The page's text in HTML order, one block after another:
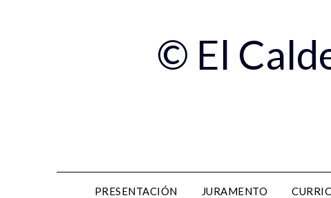
© El
PRESENTACIÓN JURAMENTO